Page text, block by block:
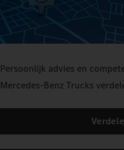
Persoonlijk advies en
Mercedes‑Benz Trucks